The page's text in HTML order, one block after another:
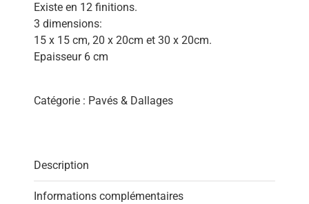
Existe en 12 finitions.
3 dimensions:
15 x 15 cm, 20 x 20cm et 30 x 20cm.
Epaisseur 6 cm
Catégorie : Pavés & Dallages
Description
Informations complémentaires